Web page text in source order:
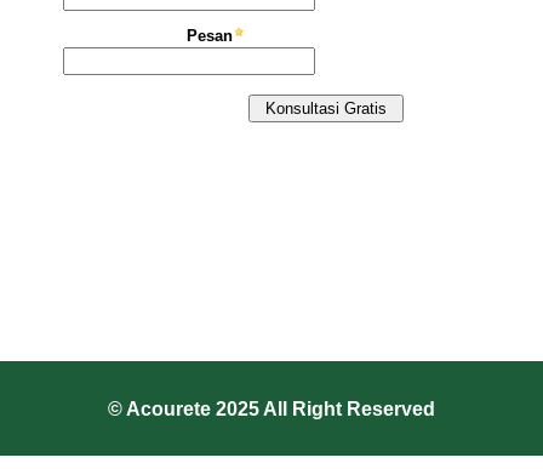
© Acourete 2025 All Right Reserved